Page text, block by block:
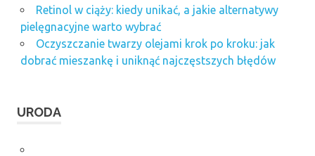
Retinol w ciąży: kiedy unikać, a jakie alternatywy
pielęgnacyjne warto wybrać
Oczyszczanie twarzy olejami krok po kroku: jak
dobrać mieszankę i uniknąć najczęstszych błędów
URODA